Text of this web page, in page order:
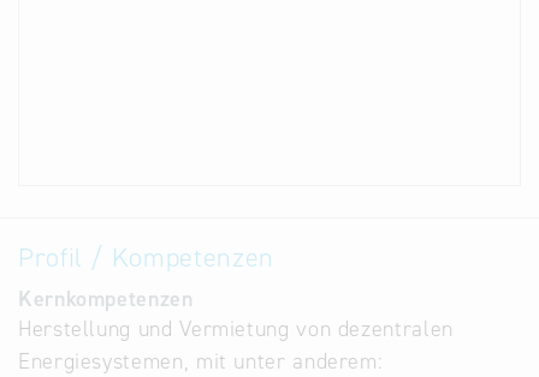
Profil / Kompetenzen
Kernkompetenzen
Herstellung und Vermietung von dezentralen
Energiesystemen, mit unter anderem: